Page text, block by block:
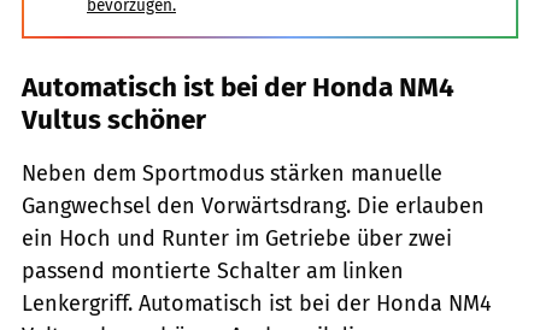
bevorzugen.
Automatisch ist bei der Honda NM4
Vultus schöner
Neben dem Sportmodus stärken manuelle
Gangwechsel den Vorwärtsdrang. Die erlauben
ein Hoch und Runter im Getriebe über zwei
passend montierte Schalter am linken
Lenkergriff. Automatisch ist bei der Honda NM4